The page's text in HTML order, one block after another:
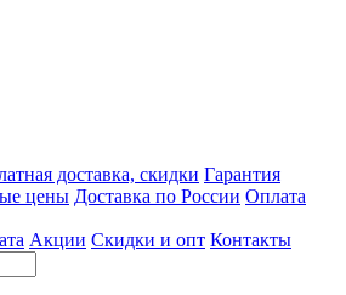
доставка, скидки Гарантия
цены Доставка по России Оплата
Акции Скидки и опт Контакты